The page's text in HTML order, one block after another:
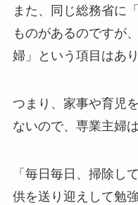
また、同じ総務省に
ものがあるのですが
婦」という項目はあり
つまり、家事や育児
ないので、専業主婦
「毎日毎日、掃除し
供を送り迎えして勉